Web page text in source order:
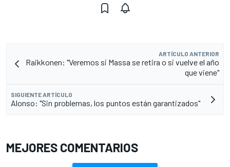
ARTÍCULO ANTERIOR
Raikkonen: "Veremos si Massa se retira o si vuelve el año
que viene"
SIGUIENTE ARTÍCULO
Alonso: "Sin problemas, los puntos están garantizados"
MEJORES COMENTARIOS